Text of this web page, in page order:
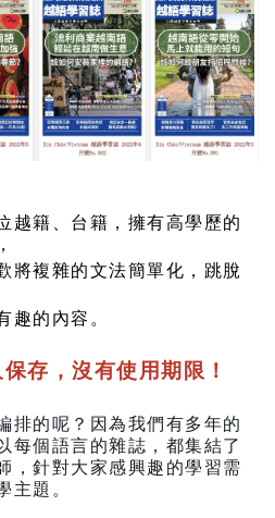
越籍、台籍，擁有高學歷的
將複雜的文法簡單化，跳脫
趣的內容。
存，沒有使用期限！
排的呢？因為我們有多年的
每個語言的雜誌，都集結了
，針對大家感興趣的學習需
主題。